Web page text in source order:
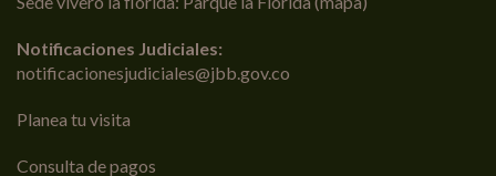
Notificaciones Judiciales:
notificacionesjudiciales@jbb.gov.co
Planea tu visita
Consulta de pagos